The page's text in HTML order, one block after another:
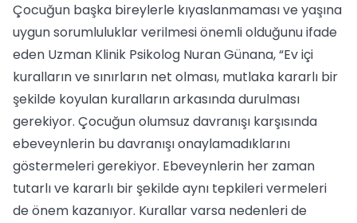
Çocuğun başka bireylerle kıyaslanmaması ve yaşına
uygun sorumluluklar verilmesi önemli olduğunu ifade
eden Uzman Klinik Psikolog Nuran Günana, “Ev içi
kuralların ve sınırların net olması, mutlaka kararlı bir
şekilde koyulan kuralların arkasında durulması
gerekiyor. Çocuğun olumsuz davranışı karşısında
ebeveynlerin bu davranışı onaylamadıklarını
göstermeleri gerekiyor. Ebeveynlerin her zaman
tutarlı ve kararlı bir şekilde aynı tepkileri vermeleri
de önem kazanıyor. Kurallar varsa nedenleri de